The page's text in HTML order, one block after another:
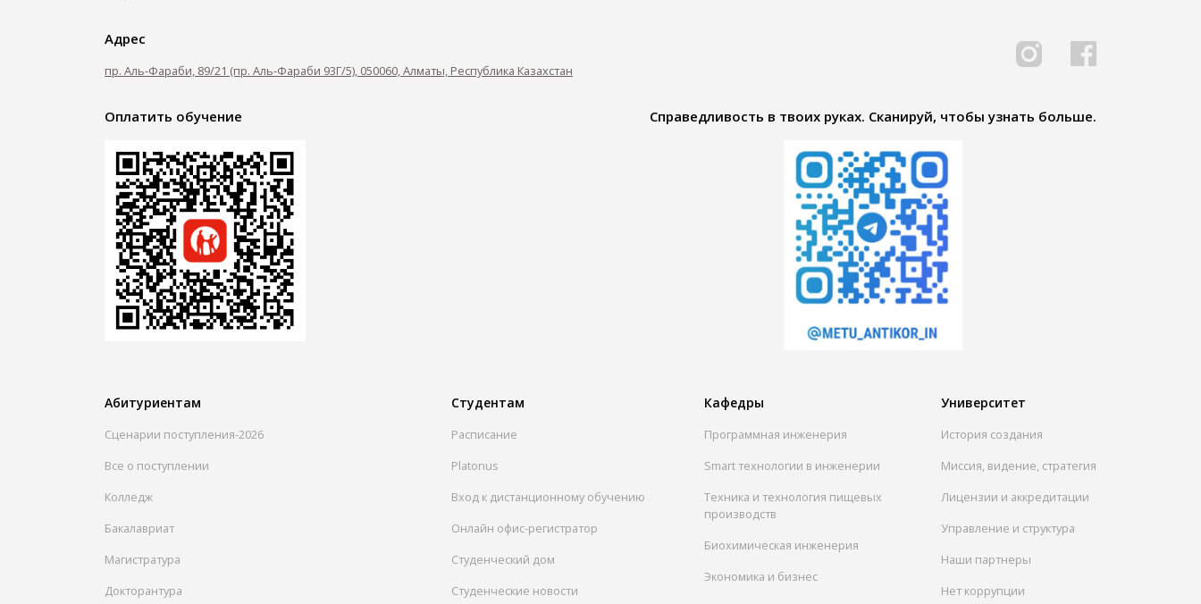
Адрес
пр. Аль-Фараби, 89/21 (пр. Аль-Фараби 93Г/5), 050060, Алматы, Республика Казахстан
Оплатить обучение Справедливость в твоих руках. Сканируй, чтобы узнать больше.
Абитуриентам
Сценарии поступления-2026
Все о поступлении
Колледж
Бакалавриат
Магистратура
Докторантура
Студентам
Расписание
Platonus
Вход к дистанционному обучению
Онлайн офис-регистратор
Студенческий дом
Студенческие новости
Кафедры
Программная инженерия
Smart технологии в инженерии
Техника и технология пищевых
производств
Биохимическая инженерия
Экономика и бизнес
Университет
История создания
Миссия, видение, стратегия
Лицензии и аккредитации
Управление и структура
Наши партнеры
Нет коррупции